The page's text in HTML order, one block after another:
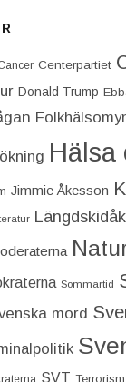
Centerpartiet‎
Donald Trump
Hälsa
Jimmie Åkesson
Sommartid
mord
SVT Terrorism